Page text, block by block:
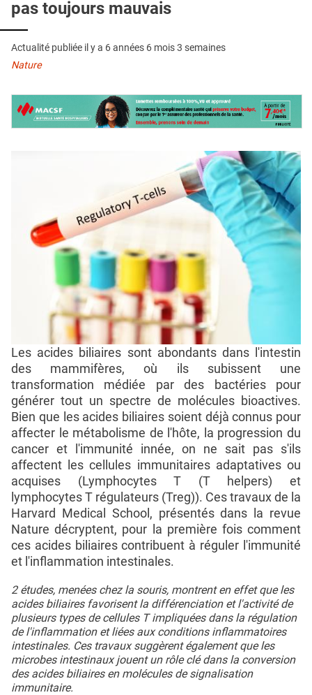
PUBLICITÉ
CONDITIONS GÉNÉRALES
CONTACT
pas toujours mauvais
Actualité publiée il y a 6 années 6 mois 3 semaines
Nature
Les acides biliaires sont abondants dans l'intestin
des mammifères, où ils subissent une
transformation médiée par des bactéries pour
générer tout un spectre de molécules bioactives.
Bien que les acides biliaires soient déjà connus pour
affecter le métabolisme de l'hôte, la progression du
cancer et l'immunité innée, on ne sait pas s'ils
affectent les cellules immunitaires adaptatives ou
acquises (Lymphocytes T (T helpers) et
lymphocytes T régulateurs (Treg)). Ces travaux de la
Harvard Medical School, présentés dans la revue
Nature décryptent, pour la première fois comment
ces acides biliaires contribuent à réguler l'immunité
et l'inflammation intestinales.
2 études, menées chez la souris, montrent en effet que les
acides biliaires favorisent la différenciation et l'activité de
plusieurs types de cellules T impliquées dans la régulation
de l'inflammation et liées aux conditions inflammatoires
intestinales. Ces travaux suggèrent également que les
microbes intestinaux jouent un rôle clé dans la conversion
des acides biliaires en molécules de signalisation
immunitaire.